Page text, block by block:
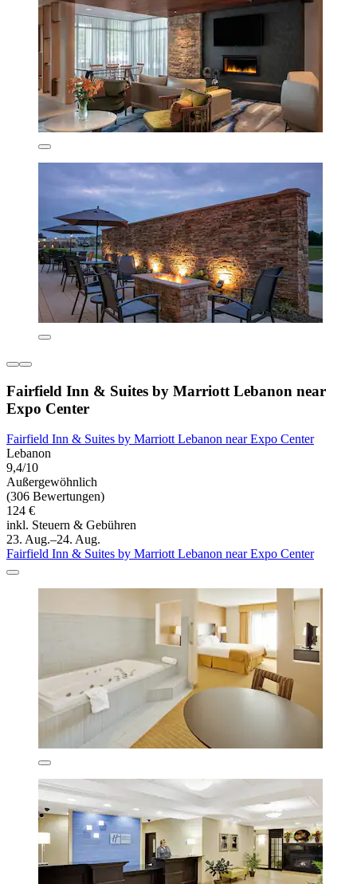
Fairfield Inn & Suites by Marriott Lebanon near
Expo Center
Fairfield Inn & Suites by Marriott Lebanon near Expo Center
Lebanon
9,4/10
Außergewöhnlich
(306 Bewertungen)
124 €
inkl. Steuern & Gebühren
23. Aug.–24. Aug.
Fairfield Inn & Suites by Marriott Lebanon near Expo Center